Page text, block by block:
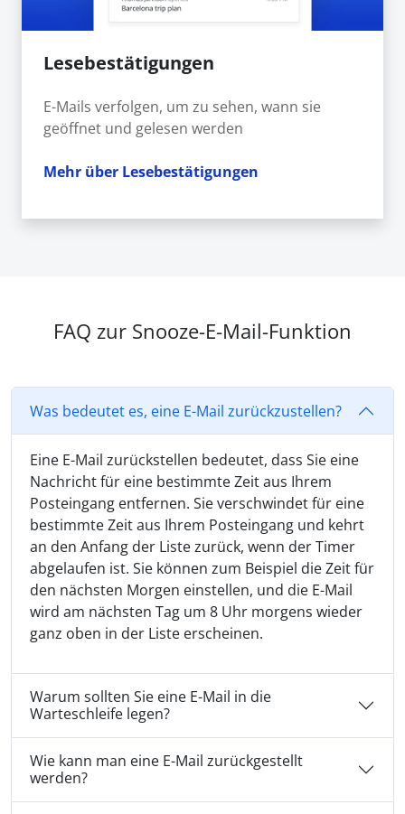
Lesebestätigungen
E-Mails verfolgen, um zu sehen, wann sie
geöffnet und gelesen werden
Mehr über Lesebestätigungen
FAQ zur Snooze-E-Mail-Funktion
Was bedeutet es, eine E-Mail zurückzustellen?
Eine E-Mail zurückstellen bedeutet, dass Sie eine
Nachricht für eine bestimmte Zeit aus Ihrem
Posteingang entfernen. Sie verschwindet für eine
bestimmte Zeit aus Ihrem Posteingang und kehrt
an den Anfang der Liste zurück, wenn der Timer
abgelaufen ist. Sie können zum Beispiel die Zeit für
den nächsten Morgen einstellen, und die E-Mail
wird am nächsten Tag um 8 Uhr morgens wieder
ganz oben in der Liste erscheinen.
Warum sollten Sie eine E-Mail in die
Warteschleife legen?
Wie kann man eine E-Mail zurückgestellt
werden?